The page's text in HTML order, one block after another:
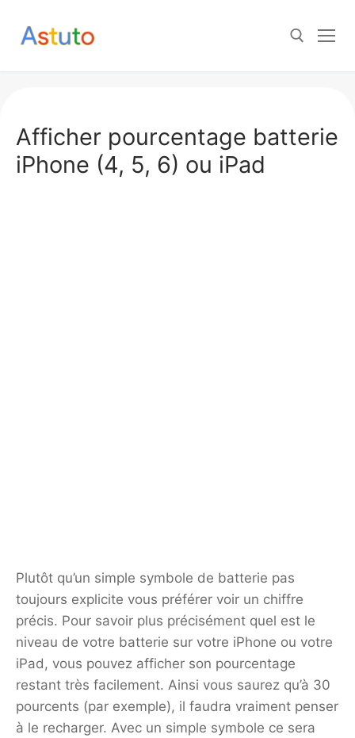
Afficher pourcentage batterie
iPhone (4, 5, 6) ou iPad
Plutôt qu’un simple symbole de batterie pas
toujours explicite vous préférer voir un chiffre
précis. Pour savoir plus précisément quel est le
niveau de votre batterie sur votre iPhone ou votre
iPad, vous pouvez afficher son pourcentage
restant très facilement. Ainsi vous saurez qu’à 30
pourcents (par exemple), il faudra vraiment penser
à le recharger. Avec un simple symbole ce sera